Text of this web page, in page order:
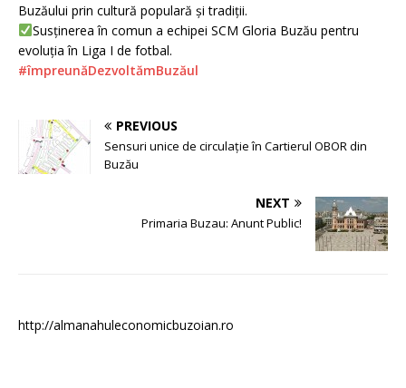
Buzăului prin cultură populară și tradiții.
Susținerea în comun a echipei SCM Gloria Buzău pentru
evoluția în Liga I de fotbal.
#împreunăDezvoltămBuzăul
PREVIOUS
Sensuri unice de circulație în Cartierul OBOR din
Buzău
NEXT
Primaria Buzau: Anunt Public!
http://almanahuleconomicbuzoian.ro